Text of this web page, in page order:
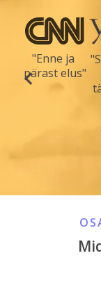
"Enne ja
pärast elus"